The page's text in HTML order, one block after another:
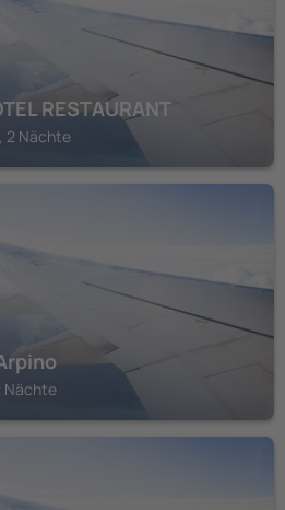
RESTAURANT
2 Nächte
Nächte